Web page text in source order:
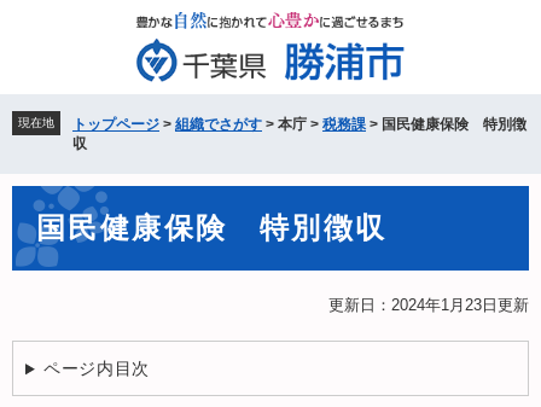
先
頭
す。
を
飛
し
文
現在地 トップページ > 組織でさがす > 本庁 > 税務課 > 国民健康保険 特別徴
収
文
国民健康保険 特別徴収
更新日：2024年1月23日更新
ページ内目次